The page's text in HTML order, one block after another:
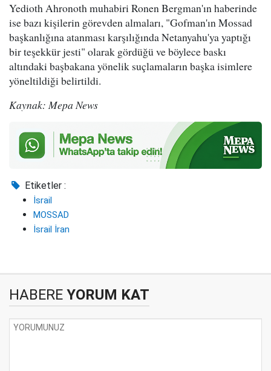
Yedioth Ahronoth muhabiri Ronen Bergman'ın haberinde
ise bazı kişilerin görevden almaları, "Gofman'ın Mossad
başkanlığına atanması karşılığında Netanyahu'ya yaptığı
bir teşekkür jesti" olarak gördüğü ve böylece baskı
altındaki başbakana yönelik suçlamaların başka isimlere
yöneltildiği belirtildi.
Kaynak: Mepa News
Etiketler :
İsrail
MOSSAD
İsrail İran
HABERE YORUM KAT